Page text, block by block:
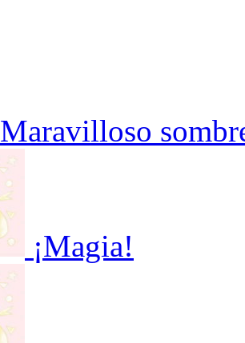
Maravilloso
¡Magia!